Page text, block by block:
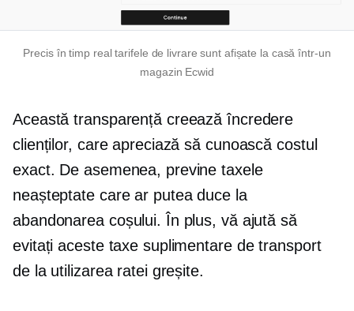
Precis în timp realtarifele de livrare sunt afișate la casă într-un
magazin Ecwid
Această transparență creează încredere
clienților, care apreciază să cunoască costul
exact. De asemenea, previne taxele
neașteptate care ar putea duce la
abandonarea coșului. În plus, vă ajută să
evitați aceste taxe suplimentare de transport
de la utilizarea ratei greșite.